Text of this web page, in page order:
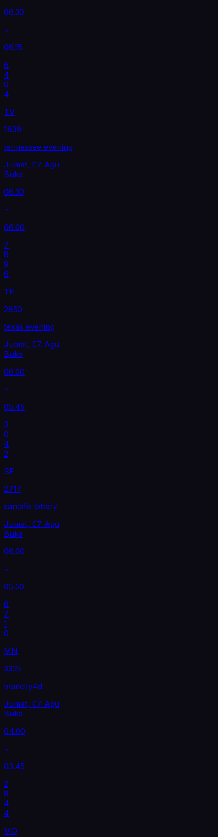
06.30
06.15
6
4
6
4
TV
1839
tennessee evening
Jumat, 07 Agu
Buka
06.30
06.00
7
8
9
6
TE
2850
texas evening
Jumat, 07 Agu
Buka
06.00
05.45
3
0
4
2
SF
2717
santafe lottery
Jumat, 07 Agu
Buka
06.00
05.50
6
7
1
0
MN
3325
mancity4d
Jumat, 07 Agu
Buka
04.00
03.45
2
8
4
4
MO